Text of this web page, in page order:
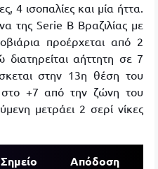
4 ισοπαλίες και μία ήττα.
της Serie B Βραζιλίας με
προέρχεται από 2
διατηρείται αήττητη σε 7
στην 13η θέση του
στο +7 από την ζώνη του
μετράει 2 σερί νίκες
Σημείο Απόδοση